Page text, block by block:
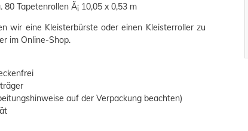
Tapetenrollen Ã¡ 10,05 x 0,53 m
wir eine Kleisterbürste oder einen Kleisterroller zu
im Online-Shop.
auf der Verpackung beachten)
Kleister
170x70mm